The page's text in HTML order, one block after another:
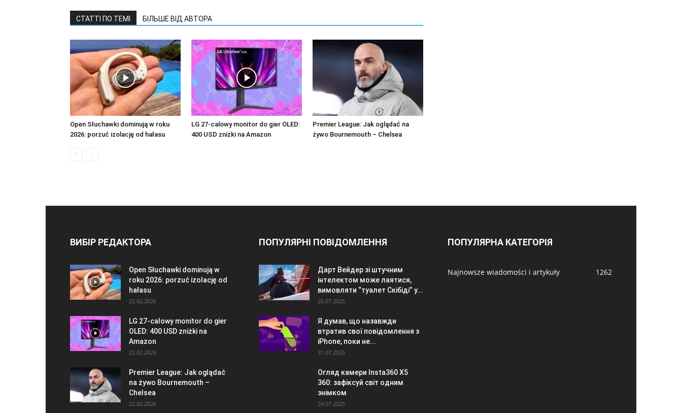
СТАТТІ ПО ТЕМІ БІЛЬШЕ ВІД АВТОРА
Open Słuchawki dominują w roku
2026: porzuć izolację od hałasu
LG 27-calowy monitor do gier OLED:
400 USD zniżki na Amazon
Premier League: Jak oglądać na
żywo Bournemouth – Chelsea
ВИБІР РЕДАКТОРА
Open Słuchawki dominują w
roku 2026: porzuć izolację od
hałasu
22.02.2026
LG 27-calowy monitor do gier
OLED: 400 USD zniżki na
Amazon
22.02.2026
Premier League: Jak oglądać
na żywo Bournemouth –
Chelsea
22.02.2026
ПОПУЛЯРНІ ПОВІДОМЛЕННЯ
Дарт Вейдер зі штучним
інтелектом може лаятися,
вимовляти “туалет Скібіді” у...
26.07.2025
Я думав, що назавжди
втратив свої повідомлення з
iPhone, поки не...
31.07.2025
Огляд камери Insta360 X5
360: зафіксуй світ одним
знімком
24.07.2025
ПОПУЛЯРНА КАТЕГОРІЯ
Najnowsze wiadomości i artykuły 1262